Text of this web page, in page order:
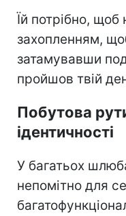
Їй потрібно, щоб
захопленням,
затамувавши
пройшов твій
Побутова
ідентичності
У багатьох
непомітно для